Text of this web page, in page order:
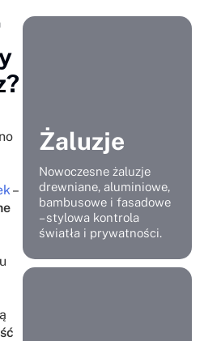
–
Żaluzje
Nowoczesne żaluzje
drewniane, aluminiowe,
bambusowe i fasadowe
– stylowa kontrola
światła i prywatności.